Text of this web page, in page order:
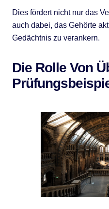
Dies fördert nicht nur das
auch dabei, das Gehörte
Gedächtnis zu verankern.
Die Rolle Von